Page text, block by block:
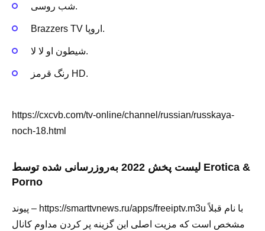
شب روسی.
Brazzers TV اروپا.
شیطون او لا لا.
رنگ قرمز HD.
https://cxcvb.com/tv-online/channel/russian/russkaya-
noch-18.html
لیست پخش 2022 به‌روزرسانی شده توسط Erotica &
Porno
پیوند – https://smarttvnews.ru/apps/freeiptv.m3u با نام قبلاً
مشخص است که مزیت اصلی این گزینه پر کردن مداوم کانال